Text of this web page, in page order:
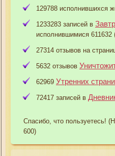
129788 исполнившихся
1233283 записей в
исполнившимися 611632
27314 отзывов на
5632 отзывов
62969 Утренних
72417 записей в
Спасибо, что пользуетесь!
600)